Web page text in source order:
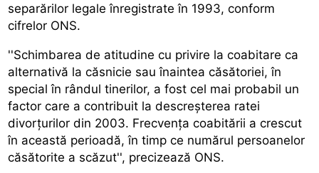
separărilor legale înregistrate în 1993, conform
cifrelor ONS.
''Schimbarea de atitudine cu privire la coabitare ca
alternativă la căsnicie sau înaintea căsătoriei, în
special în rândul tinerilor, a fost cel mai probabil un
factor care a contribuit la descreșterea ratei
divorțurilor din 2003. Frecvența coabitării a crescut
în această perioadă, în timp ce numărul persoanelor
căsătorite a scăzut'', precizează ONS.